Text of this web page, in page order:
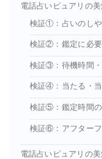
電話占いピュアリの
検証①：占いのしや
検証②：鑑定に必
検証③：待機時間
検証④：当たる・
検証⑤：鑑定時間
検証⑥：アフター
電話占いピュアリの